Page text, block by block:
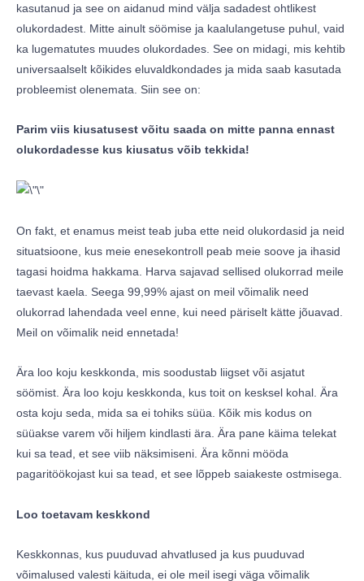
kasutanud ja see on aidanud mind välja sadadest ohtlikest
olukordadest. Mitte ainult söömise ja kaalulangetuse puhul, vaid
ka lugematutes muudes olukordades. See on midagi, mis kehtib
universaalselt kõikides eluvaldkondades ja mida saab kasutada
probleemist olenemata. Siin see on:
Parim viis kiusatusest võitu saada on mitte panna ennast
olukordadesse kus kiusatus võib tekkida!
On fakt, et enamus meist teab juba ette neid olukordasid ja neid
situatsioone, kus meie enesekontroll peab meie soove ja ihasid
tagasi hoidma hakkama. Harva sajavad sellised olukorrad meile
taevast kaela. Seega 99,99% ajast on meil võimalik need
olukorrad lahendada veel enne, kui need päriselt kätte jõuavad.
Meil on võimalik neid ennetada!
Ära loo koju keskkonda, mis soodustab liigset või asjatut
söömist. Ära loo koju keskkonda, kus toit on kesksel kohal. Ära
osta koju seda, mida sa ei tohiks süüa. Kõik mis kodus on
süüakse varem või hiljem kindlasti ära. Ära pane käima telekat
kui sa tead, et see viib näksimiseni. Ära kõnni mööda
pagaritöökojast kui sa tead, et see lõppeb saiakeste ostmisega.
Loo toetavam keskkond
Keskkonnas, kus puuduvad ahvatlused ja kus puuduvad
võimalused valesti käituda, ei ole meil isegi väga võimalik